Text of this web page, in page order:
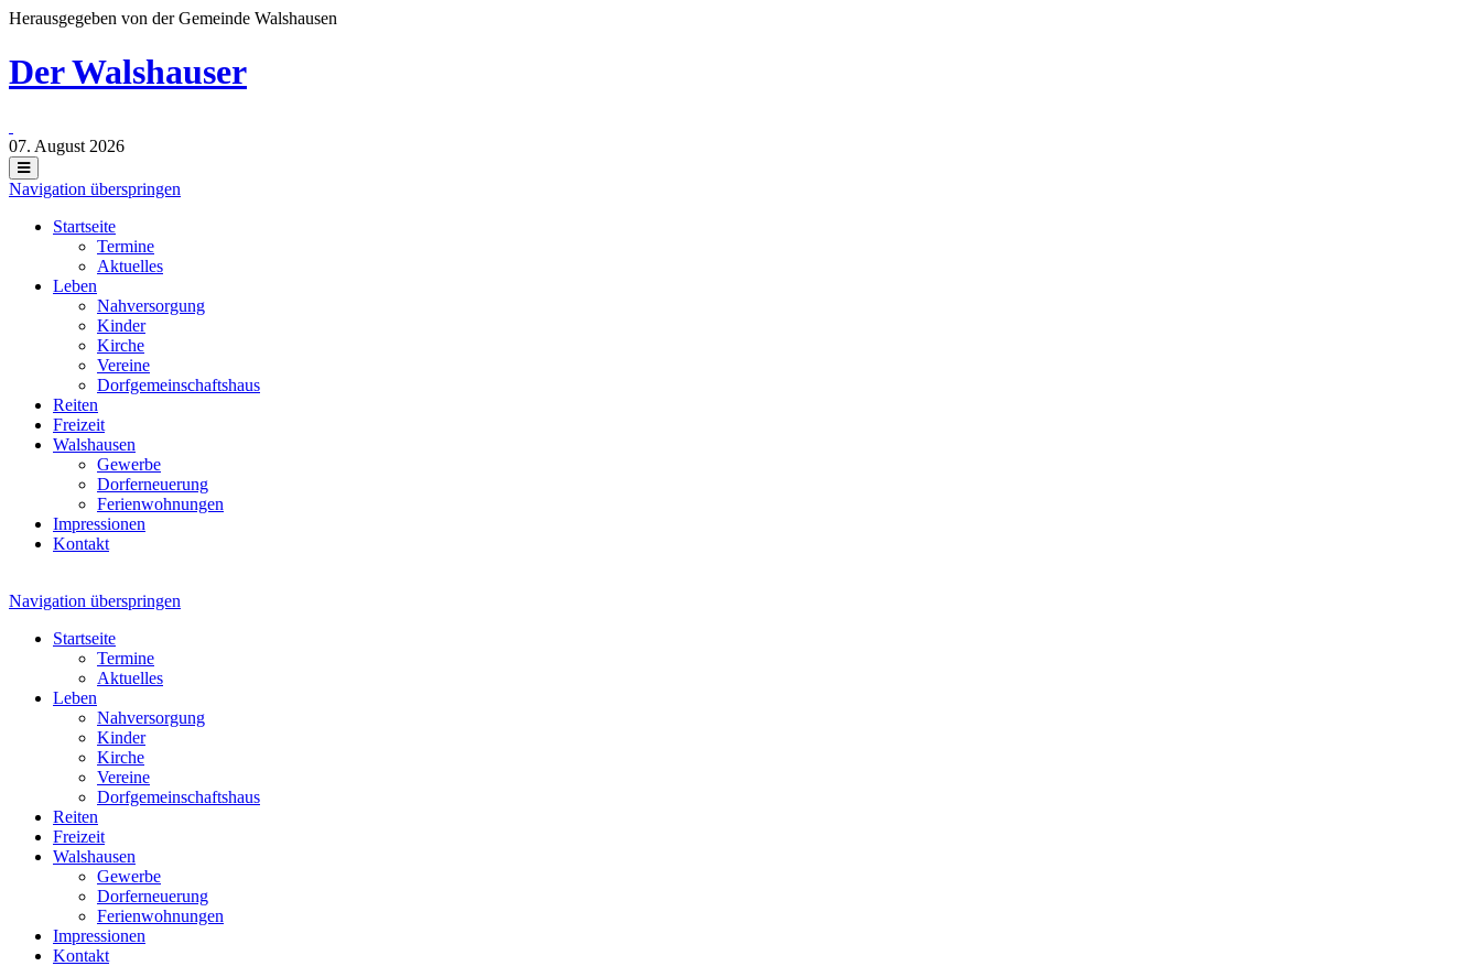
Herausgegeben von der Gemeinde Walshausen
Der Walshauser
07. August 2026
Navigation überspringen
Startseite
Termine
Aktuelles
Leben
Nahversorgung
Kinder
Kirche
Vereine
Dorfgemeinschaftshaus
Reiten
Freizeit
Walshausen
Gewerbe
Dorferneuerung
Ferienwohnungen
Impressionen
Kontakt
Navigation überspringen
Startseite
Termine
Aktuelles
Leben
Nahversorgung
Kinder
Kirche
Vereine
Dorfgemeinschaftshaus
Reiten
Freizeit
Walshausen
Gewerbe
Dorferneuerung
Ferienwohnungen
Impressionen
Kontakt